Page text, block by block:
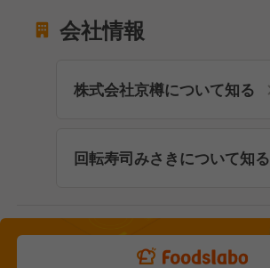
会社情報
株式会社京樽について知る
回転寿司みさきについて知る